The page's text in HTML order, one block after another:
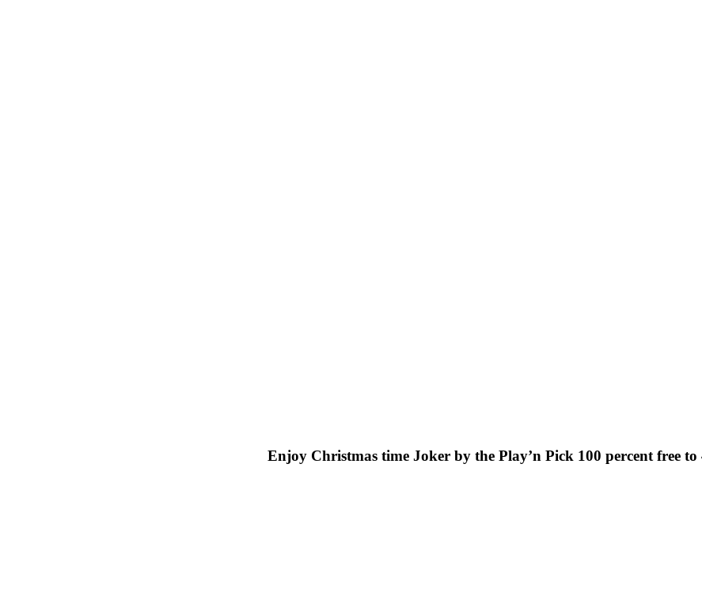
Enjoy Christmas time Joker by the Play’n Pick 100 percent free